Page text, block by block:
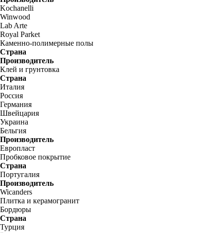
Kochanelli
Winwood
Lab Arte
Royal Parket
Каменно-полимерные полы
Страна
Производитель
Клей и грунтовка
Страна
Италия
Россия
Германия
Швейцария
Украина
Бельгия
Производитель
Европласт
Пробковое покрытие
Страна
Португалия
Производитель
Wicanders
Плитка и керамогранит
Бордюры
Страна
Турция